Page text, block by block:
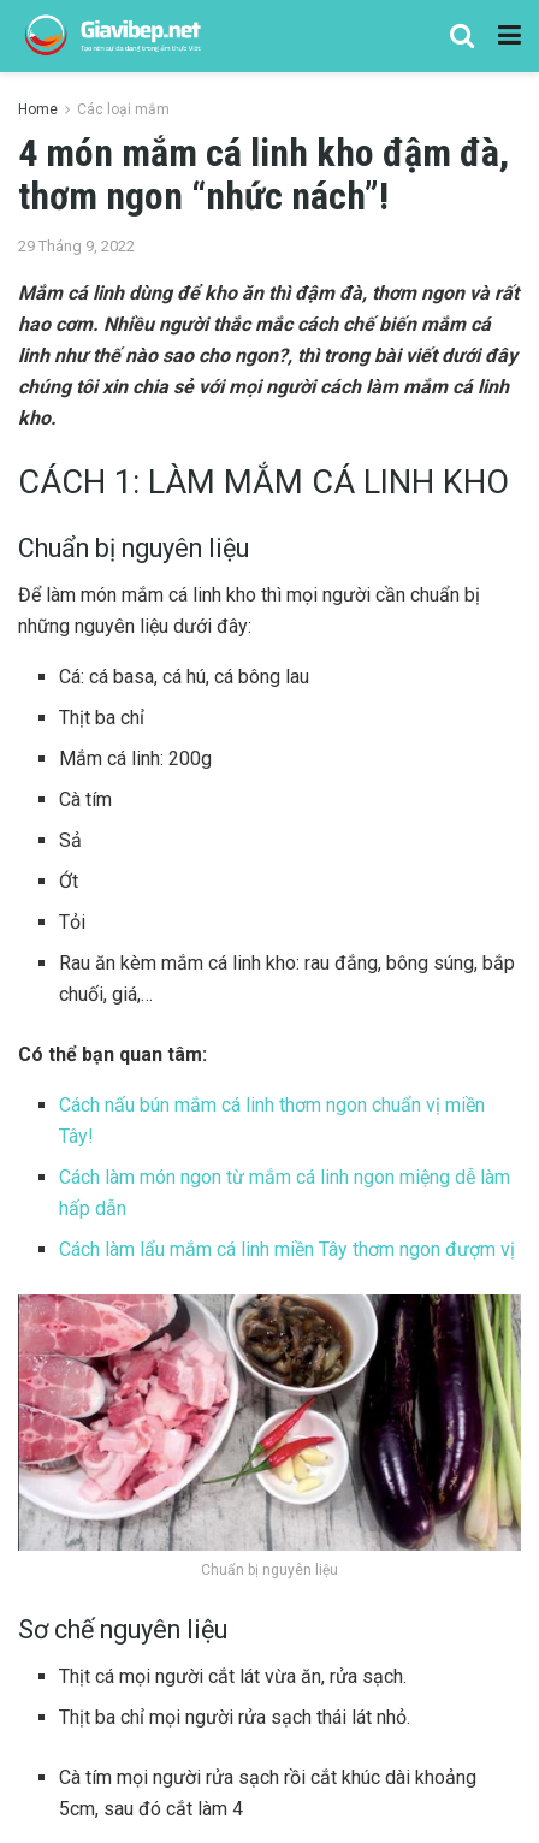
Home Các loại mắm
4 món mắm cá linh kho đậm đà,
thơm ngon “nhức nách”!
29 Tháng 9, 2022
Mắm cá linh dùng để kho ăn thì đậm đà, thơm ngon và rất
hao cơm. Nhiều người thắc mắc cách chế biến mắm cá
linh như thế nào sao cho ngon?, thì trong bài viết dưới đây
chúng tôi xin chia sẻ với mọi người cách làm mắm cá linh
kho.
CÁCH 1: LÀM MẮM CÁ LINH KHO
Chuẩn bị nguyên liệu
Để làm món mắm cá linh kho thì mọi người cần chuẩn bị
những nguyên liệu dưới đây:
Cá: cá basa, cá hú, cá bông lau
Thịt ba chỉ
Mắm cá linh: 200g
Cà tím
Sả
Ớt
Tỏi
Rau ăn kèm mắm cá linh kho: rau đắng, bông súng, bắp
chuối, giá,…
Có thể bạn quan tâm:
Cách nấu bún mắm cá linh thơm ngon chuẩn vị miền
Tây!
Cách làm món ngon từ mắm cá linh ngon miệng dễ làm
hấp dẫn
Cách làm lẩu mắm cá linh miền Tây thơm ngon đượm vị
Chuẩn bị nguyên liệu
Sơ chế nguyên liệu
Thịt cá mọi người cắt lát vừa ăn, rửa sạch.
Thịt ba chỉ mọi người rửa sạch thái lát nhỏ.
Cà tím mọi người rửa sạch rồi cắt khúc dài khoảng
5cm, sau đó cắt làm 4